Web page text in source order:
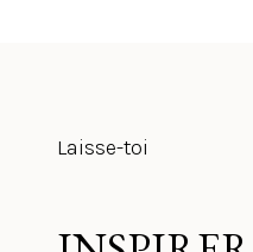
Laisse-toi